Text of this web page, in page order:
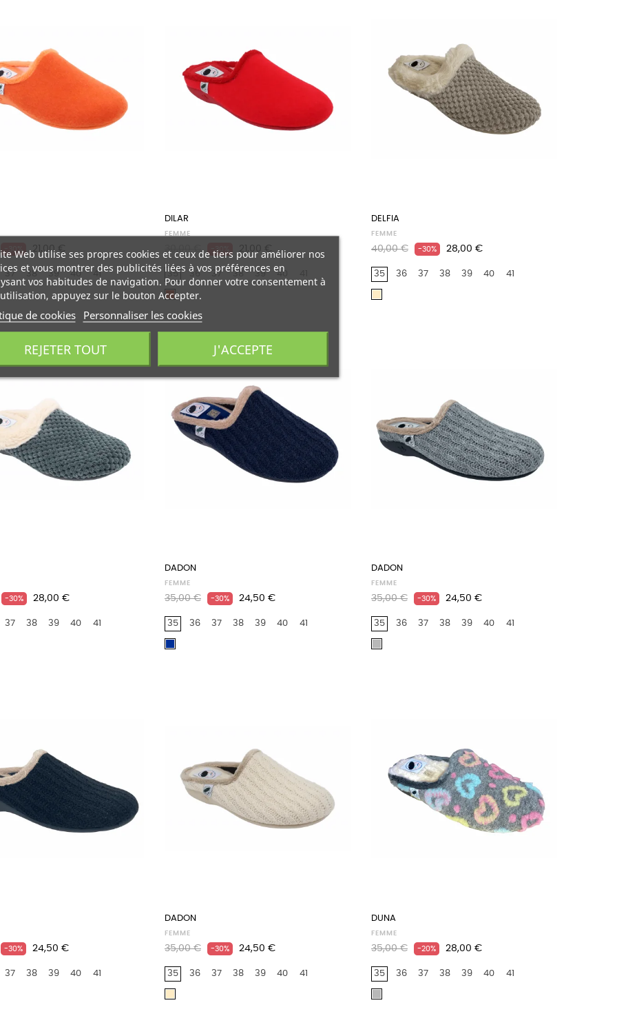
Prix
21,00 €
37 38 39 40 41
DILAR
FEMME
habituel
30,00 € -30% Prix
21,00 €
35 36 37 38 39 40
Rouge
DELFIA
FEMME
Prix
40,00 € -30% Prix
28,00 €
35 36 37 38 39 40 41
-30% Prix
28,00 €
37 38 39 40 41
DADON
FEMME
Prix
35,00 € -30% Prix
24,50 €
35 36 37 38 39 40 41
DADON
FEMME
Prix
35,00 € -30% Prix
24,50 €
35 36 37 38 39 40 41
-30% Prix
24,50 €
37 38 39 40 41
DADON
FEMME
Prix
35,00 € -30% Prix
24,50 €
35 36 37 38 39 40 41
DUNA
FEMME
Prix
35,00 € -20% Prix
28,00 €
35 36 37 38 39 40 41
Web utilise ses propres cookies et ceux de tiers pour améliorer nos
et vous montrer des publicités liées à vos préférences en
vos habitudes de navigation. Pour donner votre consentement à
appuyez sur le bouton Accepter.
de cookies Personnaliser les cookies
REJETER TOUT J'ACCEPTE